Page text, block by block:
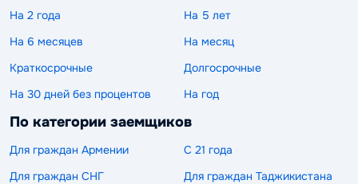
На 2 года
На 5 лет
На 6 месяцев
На месяц
Краткосрочные
Долгосрочные
На 30 дней без процентов
На год
По категории заемщиков
Для граждан Армении
С 21 года
Для граждан СНГ
Для граждан Таджикистана